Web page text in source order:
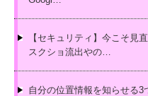
【セキュリティ】今こそ見
スクショ流出やの…
自分の位置情報を知らせる3